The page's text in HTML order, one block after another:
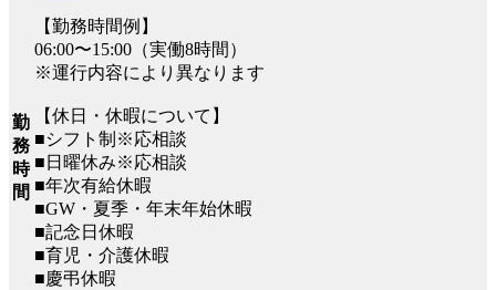
勤
務
時
間
【勤務時間例】
06:00〜15:00（実働8時間）
※運行内容により異なります
【休日・休暇について】
■シフト制※応相談
■日曜休み※応相談
■年次有給休暇
■GW・夏季・年末年始休暇
■記念日休暇
■育児・介護休暇
■慶弔休暇